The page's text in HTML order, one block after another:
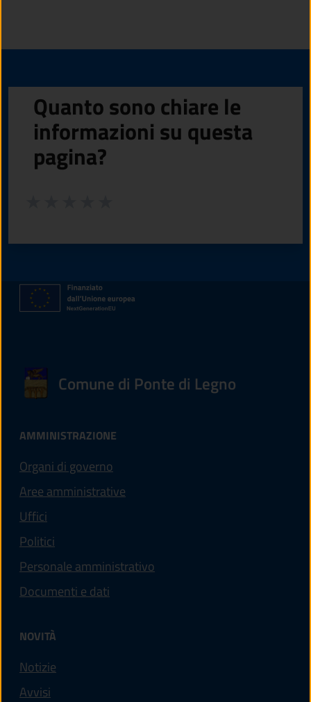
Quanto sono chiare le
informazioni su questa
pagina?
Comune di Ponte di Legno
AMMINISTRAZIONE
Organi di governo
Aree amministrative
Uffici
Politici
Personale amministrativo
Documenti e dati
NOVITÀ
Notizie
Avvisi